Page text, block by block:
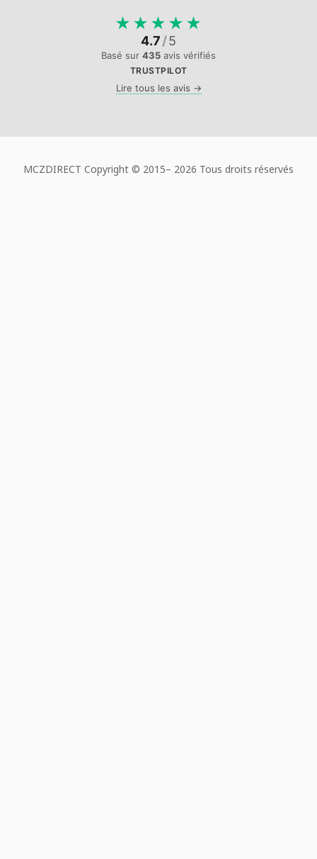
★ ★ ★ ★ ★
4.7/5
Basé sur 435 avis vérifiés
TRUSTPILOT
Lire tous les avis →
MCZDIRECT Copyright © 2015– 2026 Tous droits réservés